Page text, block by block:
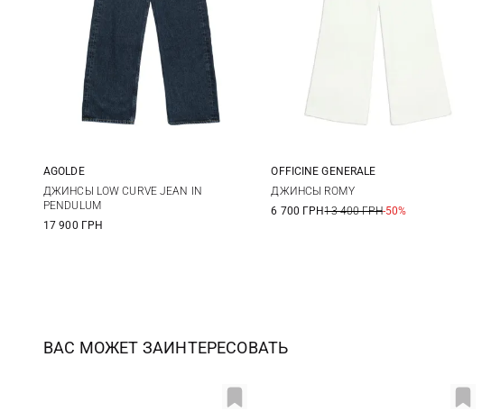
24 25 26
28
AGOLDE
ДЖИНСЫ LOW CURVE JEAN IN
PENDULUM
17 900 ГРН
25 26
OFFICINE GENERALE
ДЖИНСЫ ROMY
6 700 ГРН13 400 ГРН-50%
ВАС МОЖЕТ ЗАИНТЕРЕСОВАТЬ